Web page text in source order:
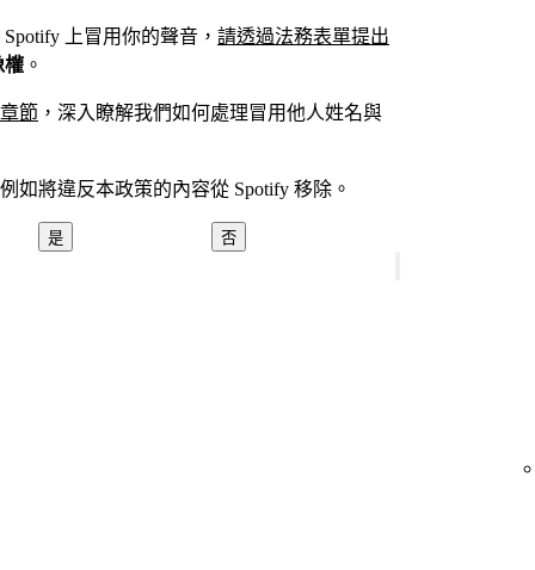
上冒用你的聲音， 請透過法務表單提出
權 。
節 ，深入瞭解我們如何處理冒用他人姓名與
如將違反本政策的內容從 Spotify 移除。
是 否